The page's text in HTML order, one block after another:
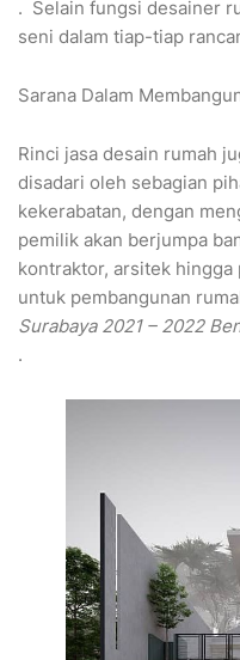
. Selain fungsi desainer
seni dalam tiap-tiap
Sarana Dalam
Rinci jasa desain rumah
disadari oleh sebagian
kekerabatan, dengan
pemilik akan berjumpa
kontraktor, arsitek
untuk pembangunan
Surabaya 2021 – 2022
.